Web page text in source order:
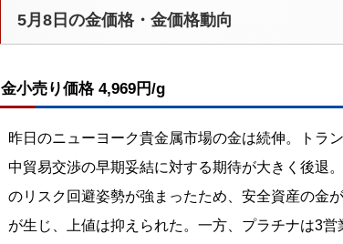
5月8日の金価格・金価格動向
金小売り価格 4,969円/g
昨日のニューヨーク貴金属市場の金は続伸。トラ
中貿易交渉の早期妥結に対する期待が大きく後退
のリスク回避姿勢が強まったため、安全資産の金
が生じ、上値は抑えられた。一方、プラチナは3営